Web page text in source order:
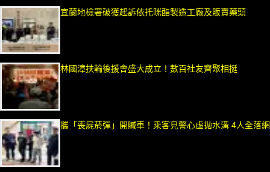
宜蘭地檢署破獲起訴依托咪酯製造工廠及販賣藥頭
林國漳扶輪後援會盛大成立！數百社友齊聚相挺
攜「喪屍菸彈」開贓車！乘客見警心虛拋水溝 4人全落網